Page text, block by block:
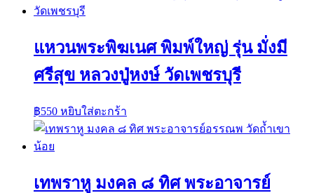
แหวนพระพิฆเนศ พิมพ์ใหญ่ รุ่น มั่งมี
ศรีสุข หลวงปู่หงษ์ วัดเพชรบุรี
฿550 หยิบใส่ตะกร้า
เทพราหู มงคล ๘ ทิศ พระอาจารย์